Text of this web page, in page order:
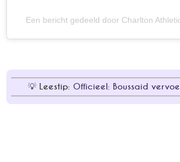
Een bericht gedeeld door Charlton
Leestip: Officieel: Boussaid